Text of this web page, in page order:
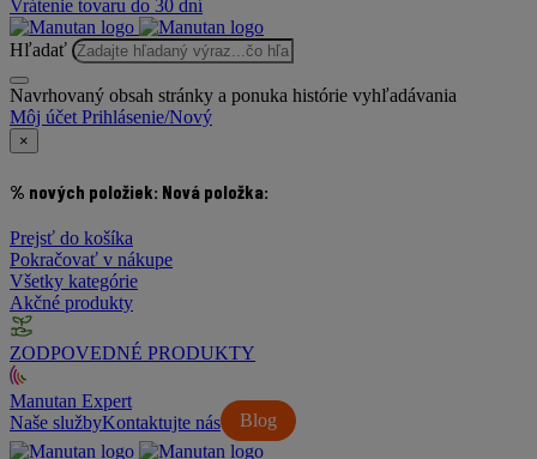
Vrátenie tovaru do 30 dní
Hľadať
Navrhovaný obsah stránky a ponuka histórie vyhľadávania
Môj účet Prihlásenie/Nový
×
% nových položiek: Nová položka:
Prejsť do košíka
Pokračovať v nákupe
Všetky kategórie
Akčné produkty
ZODPOVEDNÉ PRODUKTY
Manutan Expert
Naše služby
Blog
Kontaktujte nás